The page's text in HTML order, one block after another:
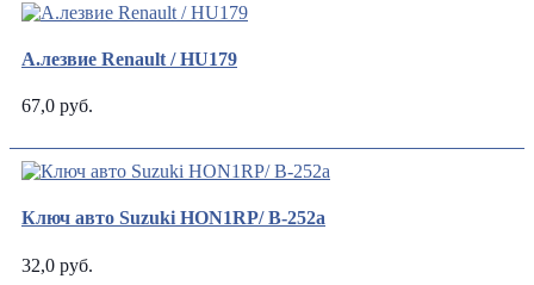
А.лезвие Renault / HU179
67,0 руб.
Ключ авто Suzuki HON1RP/ В-252a
32,0 руб.